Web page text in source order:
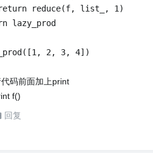
reduce(f, list_, 1)
2, 3, 4])
码前面加上print
f()
回复